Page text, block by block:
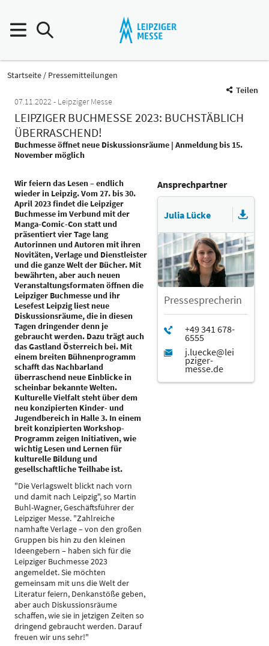
Startseite
Pressemitteilungen
Teilen
07.11.2022
Leipziger Messe
LEIPZIGER BUCHMESSE 2023: BUCHSTÄBLICH
ÜBERRASCHEND!
Buchmesse öffnet neue Diskussionsräume | Anmeldung bis 15.
November möglich
Wir feiern das Lesen – endlich
wieder in Leipzig. Vom 27. bis 30.
April 2023 findet die Leipziger
Buchmesse im Verbund mit der
Manga-Comic-Con statt und
präsentiert vier Tage lang
Autorinnen und Autoren mit ihren
Novitäten, Verlage und Dienstleister
und die ganze Welt der Bücher. Mit
bewährten, aber auch neuen
Veranstaltungsformaten öffnen die
Leipziger Buchmesse und ihr
Lesefest Leipzig liest neue
Diskussionsräume, die in diesen
Tagen dringender denn je
gebraucht werden. Dazu trägt auch
das Gastland Österreich bei. Mit
einem breiten Bühnenprogramm
schafft das Nachbarland
überraschend neue Einblicke in
scheinbar bekannte Welten.
Kulturelle Vielfalt steht über dem
neu konzipierten Kinder- und
Jugendbereich in Halle 3. In einem
breit konzipierten Workshop-
Programm zeigen Initiativen, wie
wichtig Lesen und Lernen für
kulturelle Bildung und
gesellschaftliche Teilhabe ist.
"Die Verlagswelt blickt nach vorn
und damit nach Leipzig", so Martin
Buhl-Wagner, Geschäftsführer der
Leipziger Messe. "Zahlreiche
namhafte Verlage – von den großen
Gruppen bis hin zu den kleinen
Ideengebern – haben sich für die
Leipziger Buchmesse 2023
angemeldet. Sie möchten
gemeinsam mit uns die Welt der
Literatur feiern, Denkanstöße geben,
aber auch Diskussionsräume
schaffen, wie sie in jetzigen Zeiten so
dringend gebraucht werden. Darauf
freuen wir uns sehr!"
Ansprechpartner
Julia Lücke
Pressesprecherin